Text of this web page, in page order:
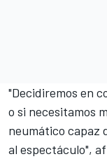
"Decidiremos en
o si necesitamos
neumático capaz
al espectáculo",